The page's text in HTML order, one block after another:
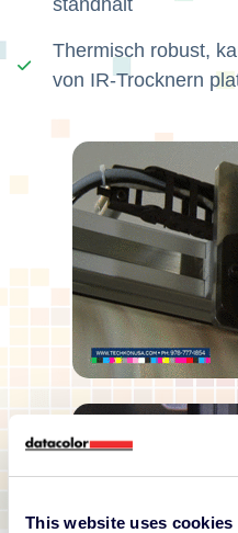
This website uses cookies
Thermisch robust,
von IR-Trocknern